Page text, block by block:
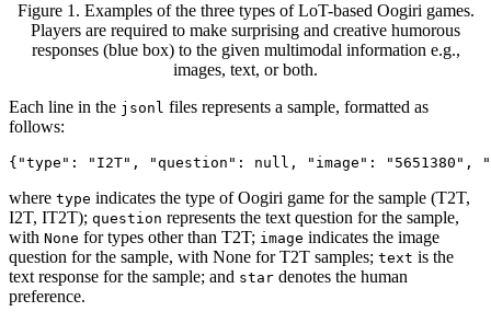
Figure 1. Examples of the three types of LoT-based Oogiri games.
Players are required to make surprising and creative humorous
responses (blue box) to the given multimodal information e.g.,
images, text, or both.
Each line in the jsonl files represents a sample, formatted as
follows:
where type indicates the type of Oogiri game for the sample (T2T,
I2T, IT2T); question represents the text question for the sample,
with None for types other than T2T; image indicates the image
question for the sample, with None for T2T samples; text is the
text response for the sample; and star denotes the human
preference.